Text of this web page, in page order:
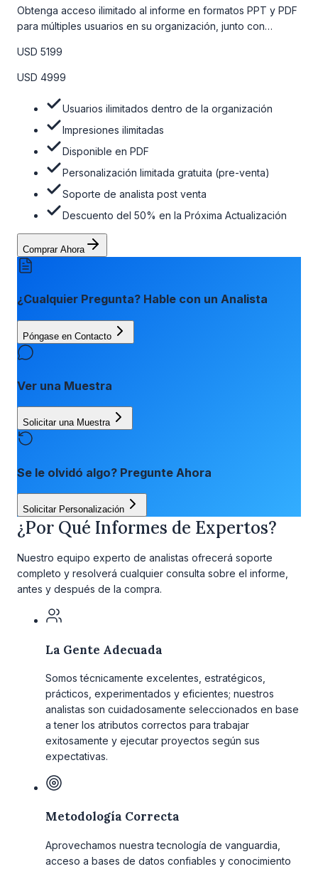
Obtenga acceso ilimitado al informe en formatos PPT y PDF
para múltiples usuarios en su organización, junto con
venta, el soporte post-venta de nuestros analistas y una
opción de actualización gratuita del informe dentro de 180
la tabla de precios a continuación.
USD 5199
USD 4999
Usuarios ilimitados dentro de la organización
Impresiones ilimitadas
Disponible en PDF
Personalización limitada gratuita (pre-venta)
Soporte de analista post venta
Descuento del 50% en la Próxima Actualización
Comprar Ahora
¿Cualquier Pregunta? Hable con un Analista
Póngase en Contacto
Ver una Muestra
Solicitar una Muestra
Se le olvidó algo? Pregunte Ahora
Solicitar Personalización
¿Por Qué Informes de Expertos?
Nuestro equipo experto de analistas ofrecerá soporte
completo y resolverá cualquier consulta sobre el informe,
antes y después de la compra.
La Gente Adecuada
Somos técnicamente excelentes, estratégicos,
prácticos, experimentados y eficientes; nuestros
analistas son cuidadosamente seleccionados en base
a tener los atributos correctos para trabajar
exitosamente y ejecutar proyectos según sus
expectativas.
Metodología Correcta
Aprovechamos nuestra tecnología de vanguardia,
acceso a bases de datos confiables y conocimiento